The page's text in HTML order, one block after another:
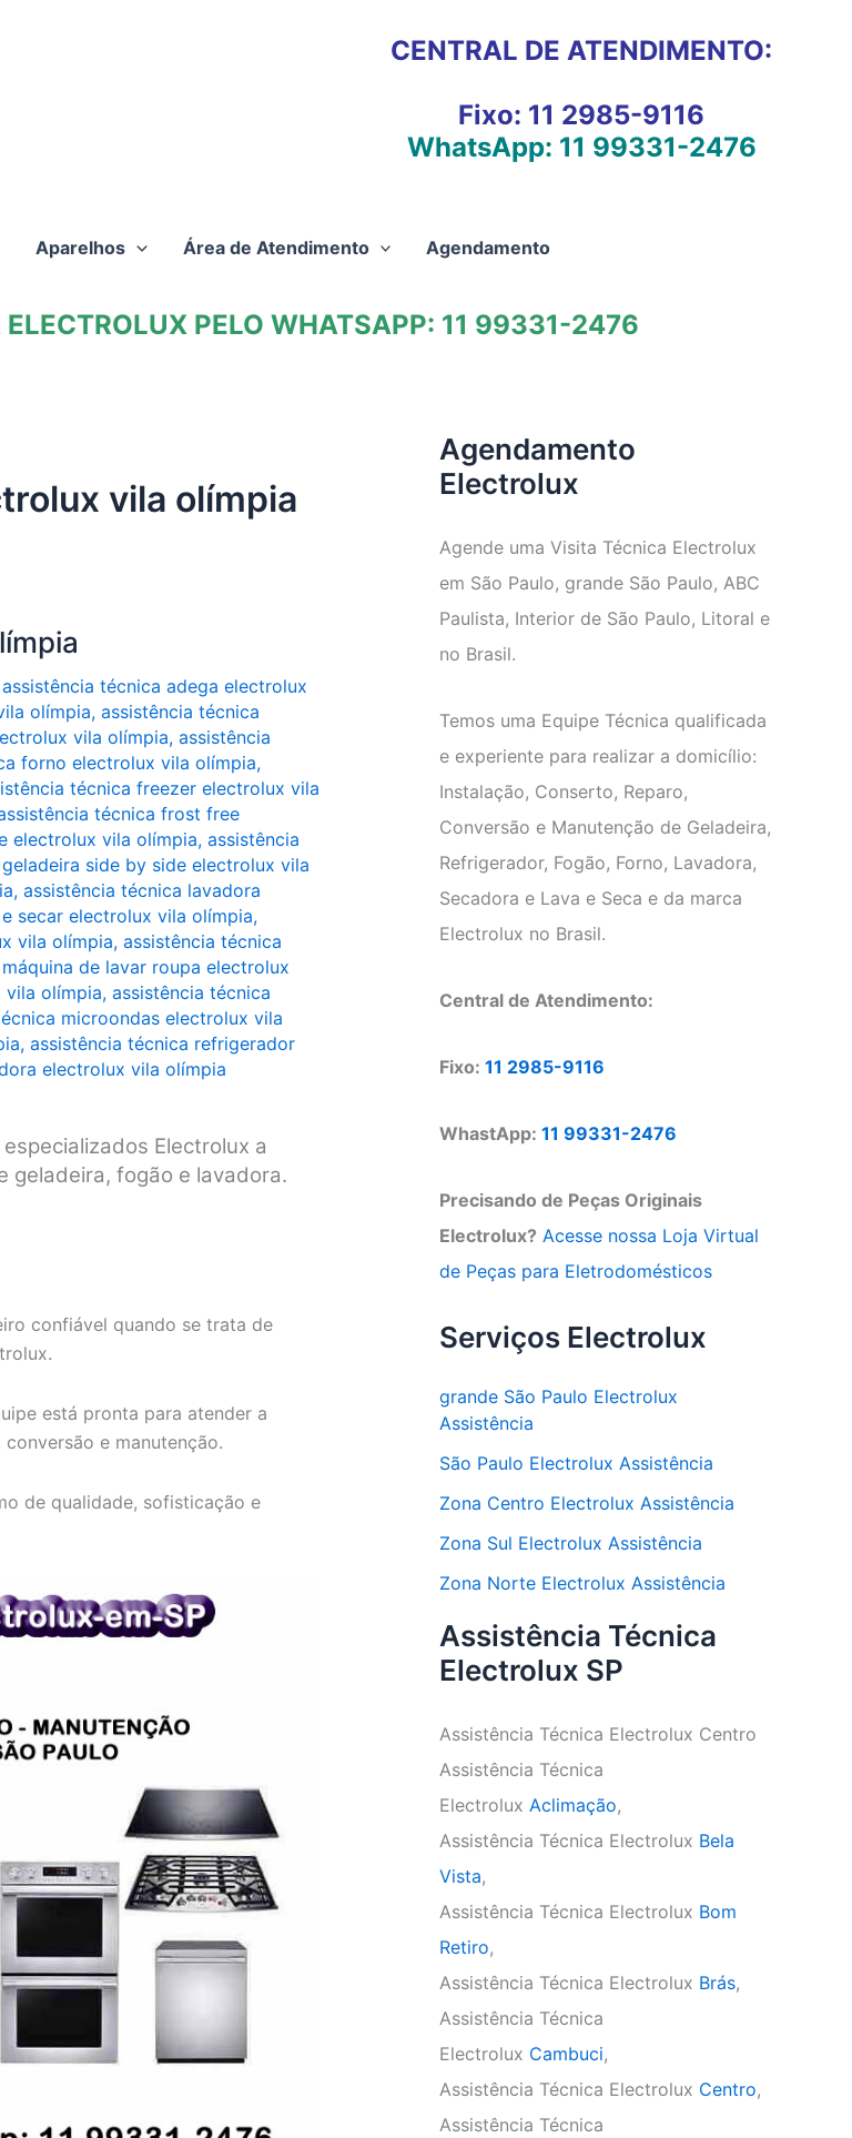
CENTRAL DE ATENDIMENTO:
Fixo: 11 2985-9116
WhatsApp: 11 99331-2476
Aparelhos Área de Atendimento Agendamento
PELO WHATSAPP: 11 99331-2476
vila olímpia
assistência técnica adega electrolux
olímpia, assistência técnica
vila olímpia, assistência
forno electrolux vila olímpia,
técnica freezer electrolux vila
técnica frost free
electrolux vila olímpia, assistência
side by side electrolux vila
, assistência técnica lavadora
secar electrolux vila olímpia,
vila olímpia, assistência técnica
de lavar roupa electrolux
vila olímpia, assistência técnica
microondas electrolux vila
, assistência técnica refrigerador
electrolux vila olímpia
Electrolux a
geladeira, fogão e lavadora.
confiável quando se trata de
está pronta para atender a
e manutenção.
de qualidade, sofisticação e
Agendamento
Electrolux
Agende uma Visita Técnica Electrolux
em São Paulo, grande São Paulo, ABC
Paulista, Interior de São Paulo, Litoral e
no Brasil.
Temos uma Equipe Técnica qualificada
e experiente para realizar a domicílio:
Instalação, Conserto, Reparo,
Conversão e Manutenção de Geladeira,
Refrigerador, Fogão, Forno, Lavadora,
Secadora e Lava e Seca e da marca
Electrolux no Brasil.
Central de Atendimento:
Fixo: 11 2985-9116
WhastApp: 11 99331-2476
Precisando de Peças Originais
Electrolux? Acesse nossa Loja Virtual
de Peças para Eletrodomésticos
Serviços Electrolux
grande São Paulo Electrolux
Assistência
São Paulo Electrolux Assistência
Zona Centro Electrolux Assistência
Zona Sul Electrolux Assistência
Zona Norte Electrolux Assistência
Assistência Técnica
Electrolux SP
Assistência Técnica Electrolux Centro
Assistência Técnica
Electrolux Aclimação,
Assistência Técnica Electrolux Bela
Vista,
Assistência Técnica Electrolux Bom
Retiro,
Assistência Técnica Electrolux Brás,
Assistência Técnica
Electrolux Cambuci,
Assistência Técnica Electrolux Centro,
Assistência Técnica